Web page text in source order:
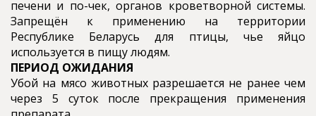
печени и по-чек, органов кроветворной системы.
Запрещён к применению на территории
Республике Беларусь для птицы, чье яйцо
используется в пищу людям.
ПЕРИОД ОЖИДАНИЯ
Убой на мясо животных разрешается не ранее чем
через 5 суток после прекращения применения